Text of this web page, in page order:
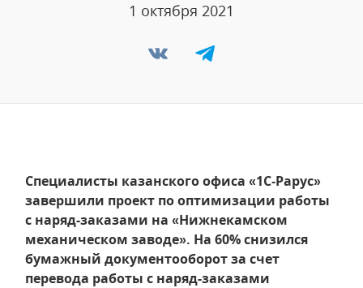
1 октября 2021
Специалисты казанского офиса «1С‑Рарус»
завершили проект по оптимизации работы
с наряд-заказами на «Нижнекамском
механическом заводе». На 60% снизился
бумажный документооборот за счет
перевода работы с наряд-заказами